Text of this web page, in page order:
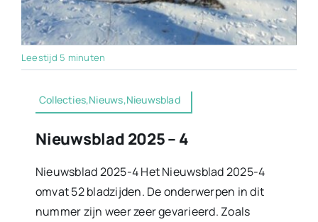
Leestijd 5 minuten
Collecties,Nieuws,Nieuwsblad
Nieuwsblad 2025 – 4
Nieuwsblad 2025-4 Het Nieuwsblad 2025-4
omvat 52 bladzijden. De onderwerpen in dit
nummer zijn weer zeer gevarieerd. Zoals